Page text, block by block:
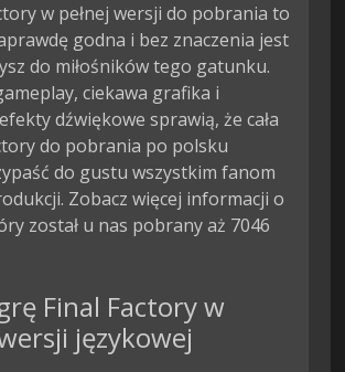
w pełnej wersji do pobrania to
godna i bez znaczenia jest
do miłośników tego gatunku.
ciekawa grafika i
dźwiękowe sprawią, że cała
do pobrania po polsku
do gustu wszystkim fanom
Zobacz więcej informacji o
został u nas pobrany aż 7046
Final Factory w
językowej